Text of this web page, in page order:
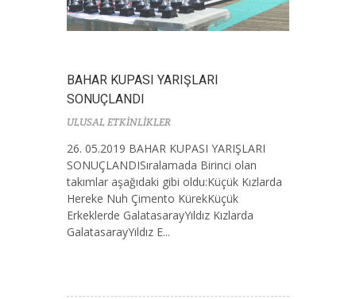
BAHAR KUPASI YARIŞLARI
SONUÇLANDI
ULUSAL ETKİNLİKLER
26. 05.2019 BAHAR KUPASI YARIŞLARI
SONUÇLANDISıralamada Birinci olan
takımlar aşağıdaki gibi oldu:Küçük Kızlarda
Hereke Nuh Çimento KürekKüçük
Erkeklerde GalatasarayYıldız Kızlarda
GalatasarayYıldız E...